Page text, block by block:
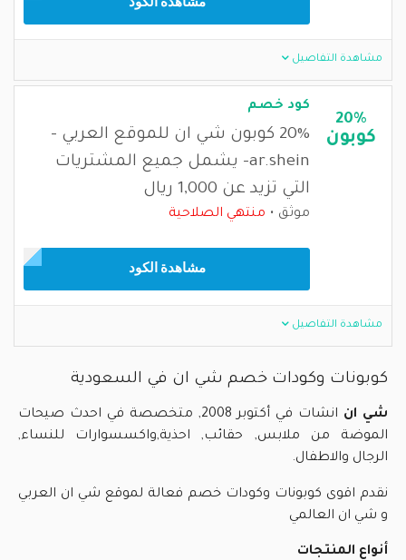
مشاهدة الكود
مشاهدة التفاصيل
20%
كوبون
كود خصم
20% كوبون شي ان للموقع العربي -
ar.shein- يشمل جميع المشتريات
التي تزيد عن 1,000 ريال
موثق منتهي الصلاحية
مشاهدة الكود
مشاهدة التفاصيل
كوبونات وكودات خصم شي ان في السعودية
شي ان
انشات في أكتوبر 2008, متخصصة في احدث صيحات
الموضة من ملابس, حقائب, احذية,واكسسوارات للنساء,
الرجال والاطفال.
نقدم اقوى كوبونات وكودات خصم فعالة لموقع شي ان العربي
و شي ان العالمي
أنواع المنتجات